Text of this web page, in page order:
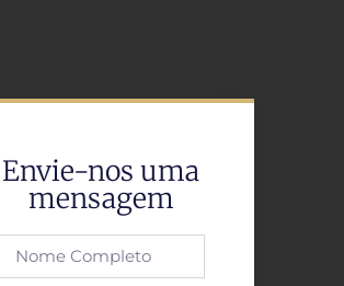
Envie-nos uma
mensagem